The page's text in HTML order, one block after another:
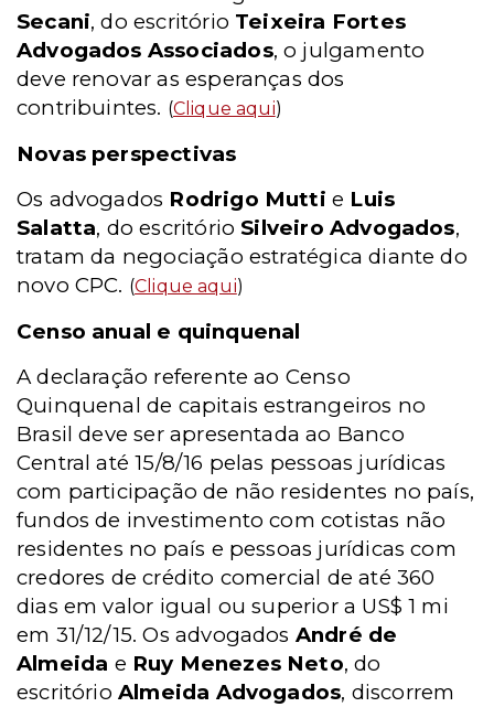
Secani, do escritório Teixeira Fortes
Advogados Associados, o julgamento
deve renovar as esperanças dos
contribuintes. (Clique aqui)
Novas perspectivas
Os advogados Rodrigo Muttie Luis
Salatta, do escritórioSilveiro Advogados,
tratam da negociação estratégica diante do
novo CPC. (Clique aqui)
Censo anual e quinquenal
A declaração referente ao Censo
Quinquenal de capitais estrangeiros no
Brasil deve ser apresentada ao Banco
Central até 15/8/16 pelas pessoas jurídicas
com participação de não residentes no país,
fundos de investimento com cotistas não
residentes no país e pessoas jurídicas com
credores de crédito comercial de até 360
dias em valor igual ou superior a US$ 1 mi
em 31/12/15. Os advogados André de
Almeida e Ruy Menezes Neto, do
escritórioAlmeida Advogados, discorrem